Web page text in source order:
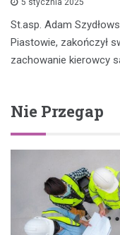
St.asp. Adam
Piastowie, zakończył
zachowanie kierowcy
Nie Przegap